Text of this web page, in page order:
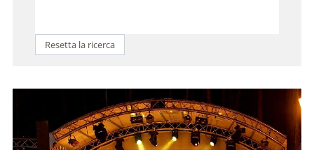
Resetta la ricerca